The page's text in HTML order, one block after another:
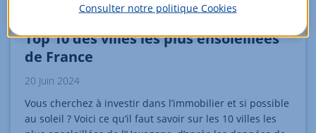
Top 10 des villes les plus ensoleillées
de France
20 Juin 2024
Vous cherchez à investir dans l’immobilier et si possible
au soleil ? Voici ce qu’il faut savoir sur les 10 villes les
Consulter notre politique Cookies